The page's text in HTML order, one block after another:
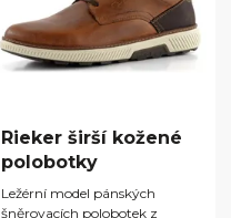
Rieker širší kožené
polobotky
Ležérní model pánských
šněrovacích polobotek z